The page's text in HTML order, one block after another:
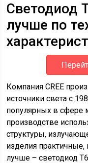
Светодиод
лучше по
Компания CREE
источники света с
популярных в сфере
производстве
структуры,
изделия
лучше – светодиод